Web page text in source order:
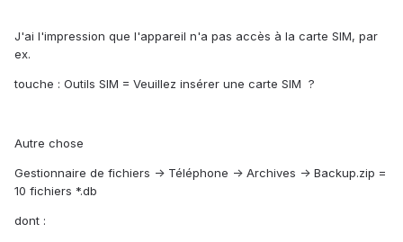
J'ai l'impression que l'appareil n'a pas accès à la carte SIM, par
ex.
touche : Outils SIM = Veuillez insérer une carte SIM ?
Autre chose
Gestionnaire de fichiers -> Téléphone -> Archives -> Backup.zip =
10 fichiers *.db
dont :